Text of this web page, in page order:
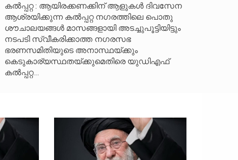
കൽപ്പറ്റ : ആയിരക്കണക്കിന് ആളുകൾ ദിവസേന
ആശ്രയിക്കുന്ന കൽപ്പറ്റ നഗരത്തിലെ പൊതു
ശൗചാലയങ്ങൾ മാസങ്ങളായി അടച്ചുപൂട്ടിയിട്ടും
നടപടി സ്വീകരിക്കാത്ത നഗരസഭ
ഭരണസമിതിയുടെ അനാസ്ഥയ്ക്കും
കെടുകാര്യസ്ഥതയ്ക്കുമെതിരെ യുഡിഎഫ്
കൽപ്പറ്റ…